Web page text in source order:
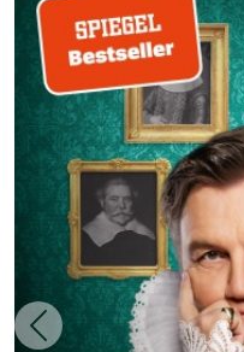
Zurück